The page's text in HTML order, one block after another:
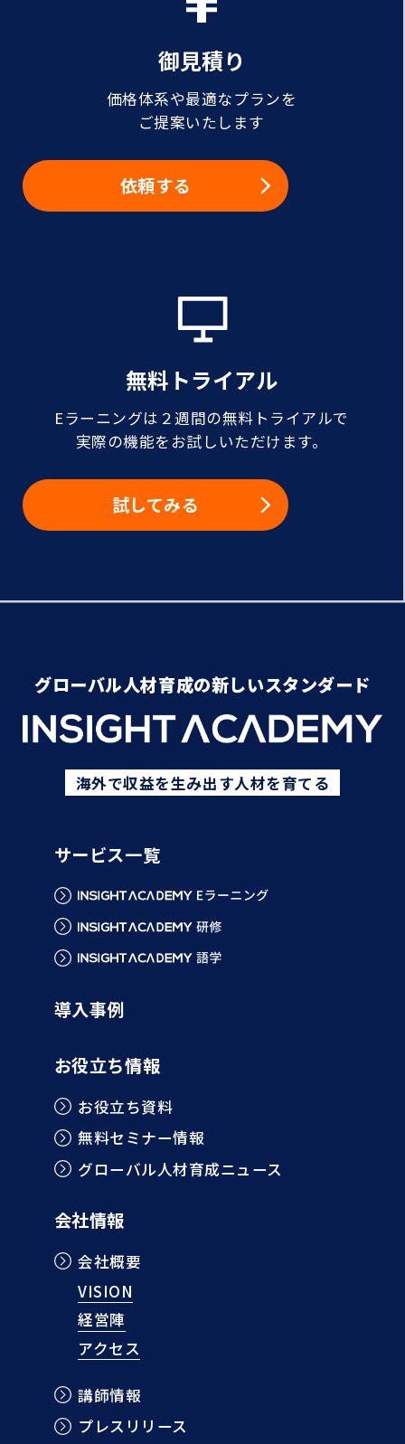
御見積り
価格体系や最適なプランを
ご提案いたします
依頼する
無料トライアル
Eラーニングは２週間の無料トライアルで
実際の機能をお試しいただけます。
試してみる
グローバル人材育成の新しいスタンダード
海外で収益を生み出す人材を育てる
サービス一覧
導入事例
お役立ち情報
お役立ち資料
無料セミナー情報
グローバル人材育成ニュース
会社情報
会社概要
VISION
経営陣
アクセス
講師情報
プレスリリース